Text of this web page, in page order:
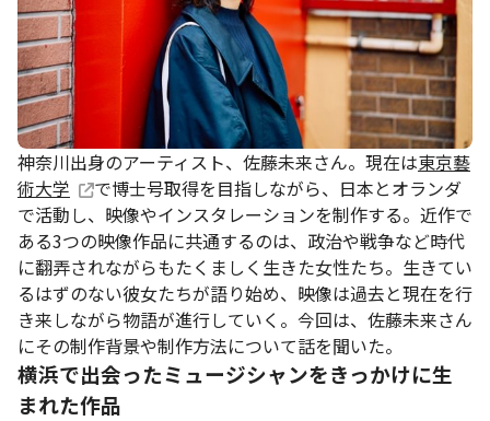
神奈川出身のアーティスト、佐藤未来さん。現在は東京藝
術大学
で博士号取得を目指しながら、日本とオランダ
で活動し、映像やインスタレーションを制作する。近作で
ある3つの映像作品に共通するのは、政治や戦争など時代
に翻弄されながらもたくましく生きた女性たち。生きてい
るはずのない彼女たちが語り始め、映像は過去と現在を行
き来しながら物語が進行していく。今回は、佐藤未来さん
にその制作背景や制作方法について話を聞いた。
横浜で出会ったミュージシャンをきっかけに生
まれた作品